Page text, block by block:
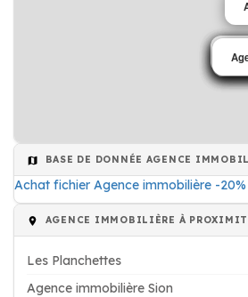
BASE DE DONNÉE AGENCE
Achat fichier Agence immobilière -20%
AGENCE IMMOBILIÈRE À
Les Planchettes
Agence immobilière Sion